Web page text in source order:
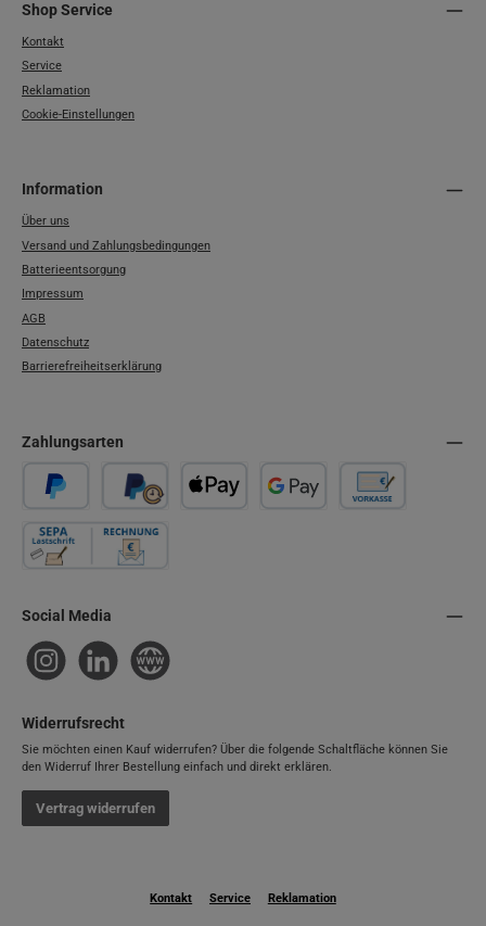
Shop Service
Kontakt
Service
Reklamation
Cookie-Einstellungen
Information
Über uns
Versand und Zahlungsbedingungen
Batterieentsorgung
Impressum
AGB
Datenschutz
Barrierefreiheitserklärung
Zahlungsarten
Social Media
Instagram LinkedIn Website
Widerrufsrecht
Sie möchten einen Kauf widerrufen? Über die folgende Schaltfläche können Sie
den Widerruf Ihrer Bestellung einfach und direkt erklären.
Vertrag widerrufen
Kontakt Service Reklamation